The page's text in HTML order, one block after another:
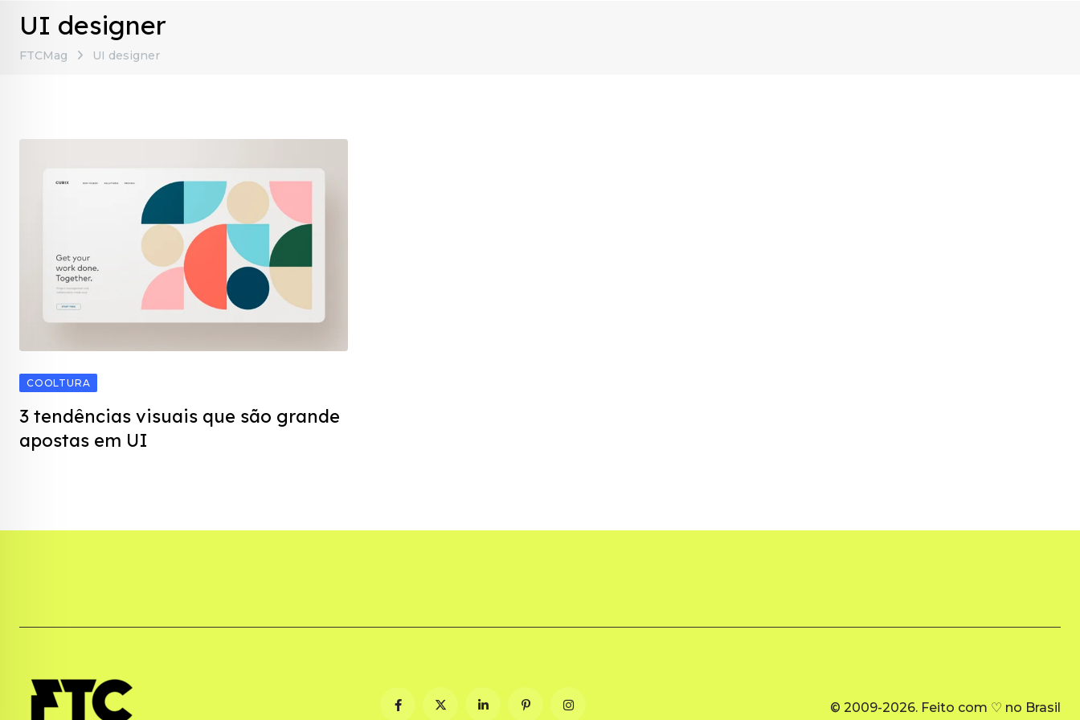
UI designer
FTCMag UI designer
COOLTURA
3 tendências visuais que são grande
apostas em UI
© 2009-2026. Feito com ♡ no Brasil